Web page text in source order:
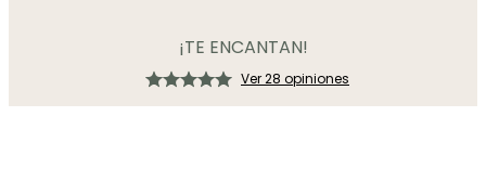
¡TE ENCANTAN!
Ver 28 opiniones